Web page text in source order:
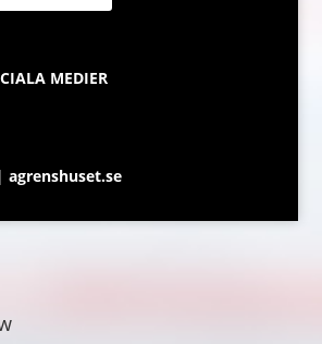
MEDIER
agrenshuset.se